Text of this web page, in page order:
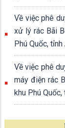
Giang
Về việc phê
xử lý rác Bãi
Phú Quốc, tỉnh
Về việc phê
máy điện rác
khu Phú Quốc,